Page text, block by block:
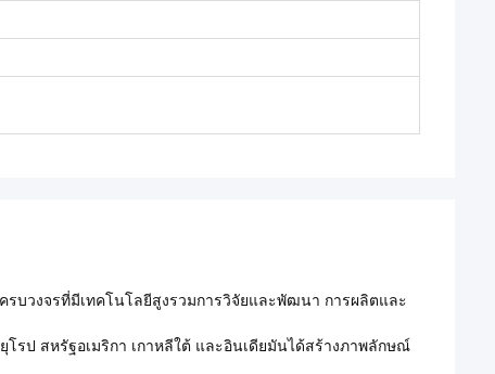
บวงจรที่มีเทคโนโลยีสูงรวมการวิจัยและพัฒนา การผลิตและ
รป สหรัฐอเมริกา เกาหลีใต้ และอินเดียมันได้สร้างภาพลักษณ์